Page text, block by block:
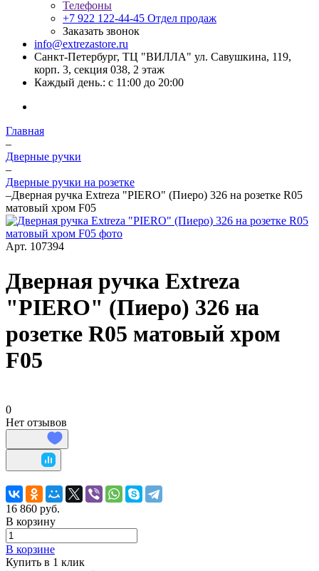
Телефоны
+7 922 122-44-45 Отдел продаж
Заказать звонок
info@extrezastore.ru
Санкт-Петербург, ТЦ "ВИЛЛА" ул. Савушкина, 119,
корп. 3, секция 038, 2 этаж
Каждый день.: с 11:00 до 20:00
Главная
–
Дверные ручки
–
Дверные ручки на розетке
–Дверная ручка Extreza "PIERO" (Пиеро) 326 на розетке R05
матовый хром F05
Арт. 107394
Дверная ручка Extreza
"PIERO" (Пиеро) 326 на
розетке R05 матовый хром
F05
0
Нет отзывов
16 860 руб.
В корзину
В корзине
Купить в 1 клик